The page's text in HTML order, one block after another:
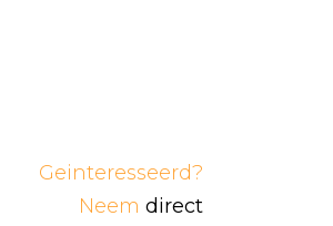
Geinteresseerd?
Neem direct